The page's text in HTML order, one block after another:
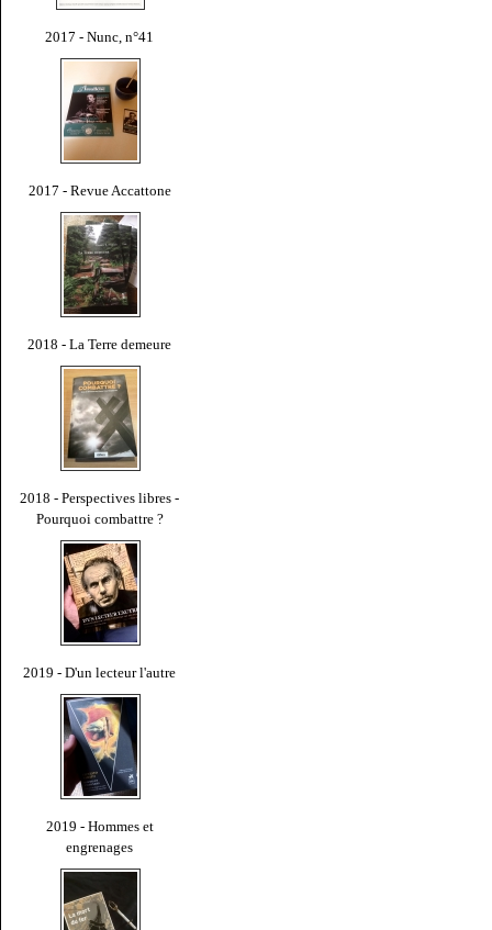
2017 - Nunc, n°41
2017 - Revue Accattone
2018 - La Terre demeure
2018 - Perspectives libres -
Pourquoi combattre ?
2019 - D'un lecteur l'autre
2019 - Hommes et
engrenages